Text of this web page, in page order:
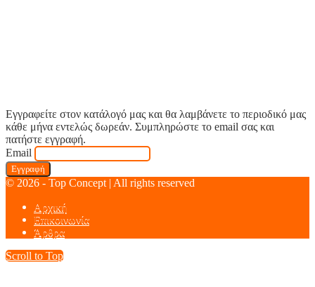
Εγγραφείτε στον κατάλογό μας και θα λαμβάνετε το περιοδικό μας
κάθε μήνα εντελώς δωρεάν. Συμπληρώστε το email σας και
πατήστε εγγραφή.
Email
© 2026 - Top Concept | All rights reserved
Αρχική
Επικοινωνία
Άρθρα
Scroll to Top